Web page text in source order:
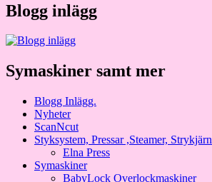
Blogg inlägg
Symaskiner samt mer
Blogg Inlägg.
Nyheter
ScanNcut
Styksystem, Pressar ,Steamer, Strykjärn
Elna Press
Symaskiner
BabyLock Overlockmaskiner